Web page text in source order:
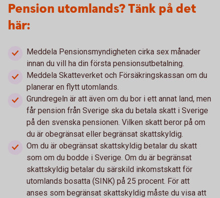
Pension utomlands? Tänk på det
här:
Meddela Pensionsmyndigheten cirka sex månader
innan du vill ha din första pensionsutbetalning.
Meddela Skatteverket och Försäkringskassan om du
planerar en flytt utomlands.
Grundregeln är att även om du bor i ett annat land, men
får pension från Sverige ska du betala skatt i Sverige
på den svenska pensionen. Vilken skatt beror på om
du är obegränsat eller begränsat skattskyldig.
Om du är obegränsat skattskyldig betalar du skatt
som om du bodde i Sverige. Om du är begränsat
skattskyldig betalar du särskild inkomstskatt för
utomlands bosatta (SINK) på 25 procent. För att
anses som begränsat skattskyldig måste du visa att